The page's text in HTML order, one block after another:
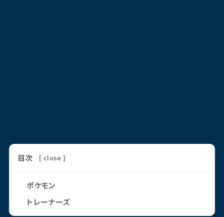
目次 [ close ]
ポケモン
トレーナーズ